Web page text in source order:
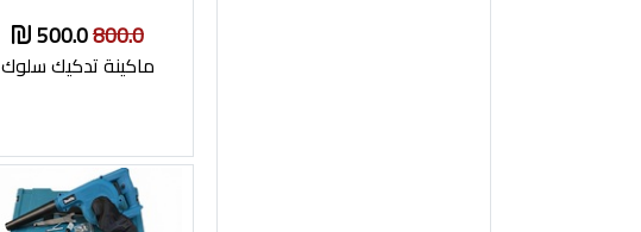
800.0
500.0
ماكينة تدكيك سلوك